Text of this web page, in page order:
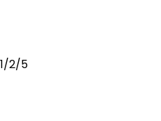
2/5